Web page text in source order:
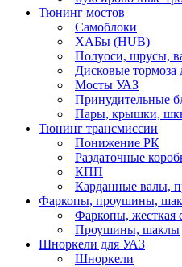
Тюнинг мостов
Самоблоки
ХАБы (HUB)
Полуоси, шрусы,
Дисковые тормоза
Мосты УАЗ
Принудительные
Пары, крышки,
Тюнинг трансмиссии
Понижение РК
Раздаточные
КПП
Карданные валы,
Фаркопы, проушины,
Фаркопы, жесткая
Проушины, шаклы
Шноркели для УАЗ
Шноркели